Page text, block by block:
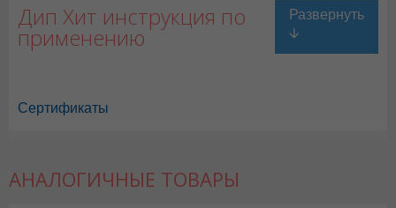
Дип Хит инструкция по
применению
Дип Хит в Астане, Дип Хит в Уральске, Дип Хит в Актау
Сертификаты
АНАЛОГИЧНЫЕ ТОВАРЫ